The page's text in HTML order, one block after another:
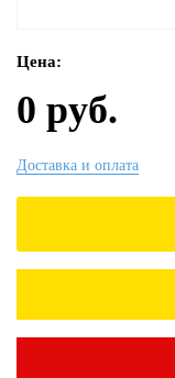
Цена:
0 руб.
Доставка и оплата